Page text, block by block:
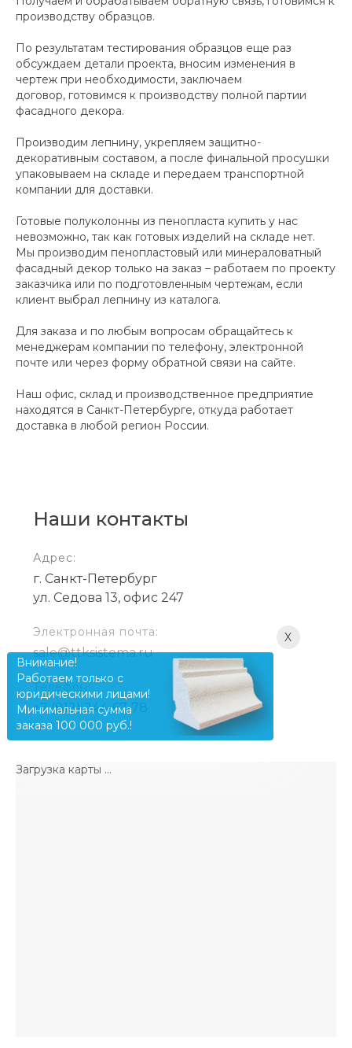
производству образцов.
По результатам тестирования образцов еще раз
обсуждаем детали проекта, вносим изменения в
чертеж при необходимости, заключаем
договор, готовимся к производству полной партии
фасадного декора.
Производим лепнину, укрепляем защитно-
декоративным составом, а после финальной просушки
упаковываем на складе и передаем транспортной
компании для доставки.
Готовые полуколонны из пенопласта купить у нас
невозможно, так как готовых изделий на складе нет.
Мы производим пенопластовый или минераловатный
фасадный декор только на заказ – работаем по проекту
заказчика или по подготовленным чертежам, если
клиент выбрал лепнину из каталога.
Для заказа и по любым вопросам обращайтесь к
менеджерам компании по телефону, электронной
почте или через форму обратной связи на сайте.
Наш офис, склад и производственное предприятие
находятся в Санкт-Петербурге, откуда работает
доставка в любой регион России.
Наши контакты
Адрес:
г. Санкт-Петербург
ул. Седова 13, офис 247
Электронная почта:
sale@ttksistema.ru
Телефон:
+7 (812) 244-67-78
Загрузка карты ...
X
Внимание!
Работаем только с
юридическими лицами!
Минимальная сумма
заказа 100 000 руб.!